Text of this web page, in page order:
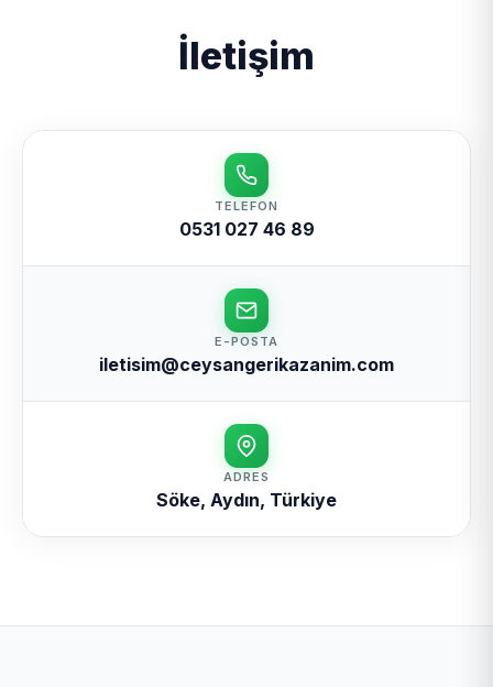
İletişim
TELEFON
0531 027 46 89
E-POSTA
iletisim@ceysangerikazanim.com
ADRES
Söke, Aydın, Türkiye